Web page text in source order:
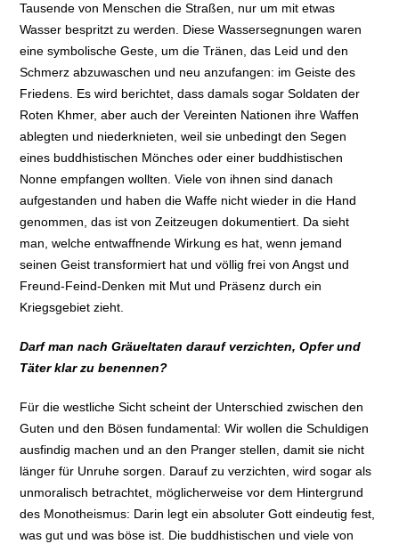
Tausende von Menschen die Straßen, nur um mit etwas
Wasser bespritzt zu werden. Diese Wassersegnungen waren
eine symbolische Geste, um die Tränen, das Leid und den
Schmerz abzuwaschen und neu anzufangen: im Geiste des
Friedens. Es wird berichtet, dass damals sogar Soldaten der
Roten Khmer, aber auch der Vereinten Nationen ihre Waffen
ablegten und niederknieten, weil sie unbedingt den Segen
eines buddhistischen Mönches oder einer buddhistischen
Nonne empfangen wollten. Viele von ihnen sind danach
aufgestanden und haben die Waffe nicht wieder in die Hand
genommen, das ist von Zeitzeugen dokumentiert. Da sieht
man, welche entwaffnende Wirkung es hat, wenn jemand
seinen Geist transformiert hat und völlig frei von Angst und
Freund-Feind-Denken mit Mut und Präsenz durch ein
Kriegsgebiet zieht.
Darf man nach Gräueltaten darauf verzichten, Opfer und
Täter klar zu benennen?
Für die westliche Sicht scheint der Unterschied zwischen den
Guten und den Bösen fundamental: Wir wollen die Schuldigen
ausfindig machen und an den Pranger stellen, damit sie nicht
länger für Unruhe sorgen. Darauf zu verzichten, wird sogar als
unmoralisch betrachtet, möglicherweise vor dem Hintergrund
des Monotheismus: Darin legt ein absoluter Gott eindeutig fest,
was gut und was böse ist. Die buddhistischen und viele von